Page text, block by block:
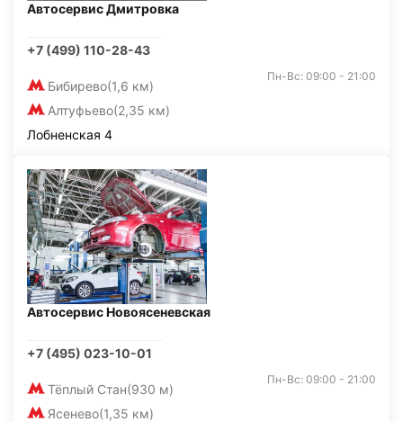
Автосервис Дмитровка
+7 (499) 110-28-43
Бибирево(1,6 км)
Алтуфьево(2,35 км)
Пн-Вс: 09:00 - 21:00
Лобненская 4
Автосервис Новоясеневская
+7 (495) 023-10-01
Тёплый Стан(930 м)
Ясенево(1,35 км)
Пн-Вс: 09:00 - 21:00